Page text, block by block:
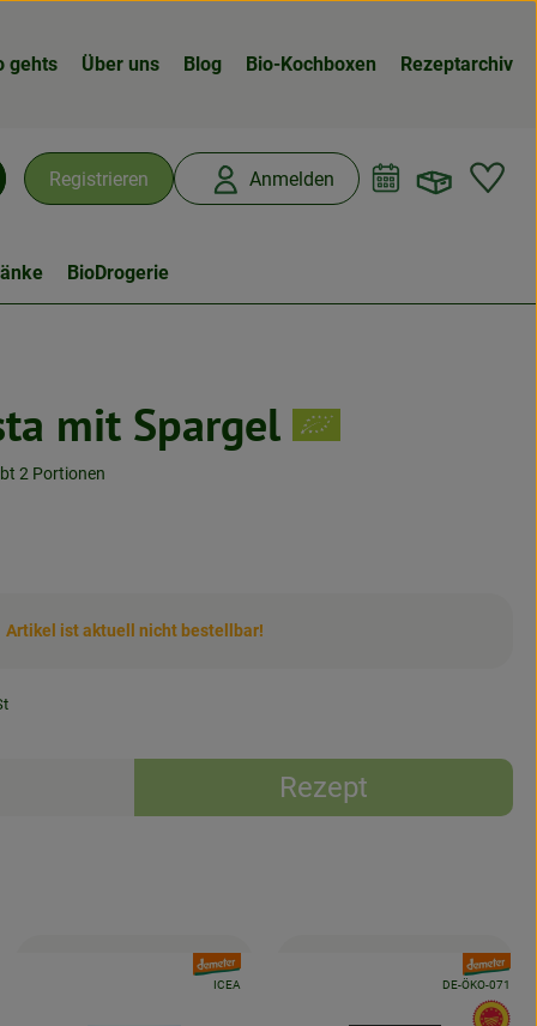
gehts Über uns Blog Bio-Kochboxen Rezeptarchiv
Registrieren Anmelden
BioDrogerie
mit Spargel
2 Portionen
Artikel ist aktuell nicht bestellbar!
Rezept
, Verband:
, Kontrollstelle:
ICEA
, Verband:
, Kontrollstelle:
DE-ÖKO-071
,